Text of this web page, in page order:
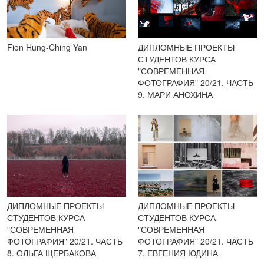
Fion Hung-Ching Yan
ДИПЛОМНЫЕ ПРОЕКТЫ
СТУДЕНТОВ КУРСА
"СОВРЕМЕННАЯ
ФОТОГРАФИЯ" 20/21. ЧАСТЬ
9. МАРИ АНОХИНА
ДИПЛОМНЫЕ ПРОЕКТЫ
СТУДЕНТОВ КУРСА
"СОВРЕМЕННАЯ
ФОТОГРАФИЯ" 20/21. ЧАСТЬ
8. ОЛЬГА ЩЕРБАКОВА
ДИПЛОМНЫЕ ПРОЕКТЫ
СТУДЕНТОВ КУРСА
"СОВРЕМЕННАЯ
ФОТОГРАФИЯ" 20/21. ЧАСТЬ
7. ЕВГЕНИЯ ЮДИНА